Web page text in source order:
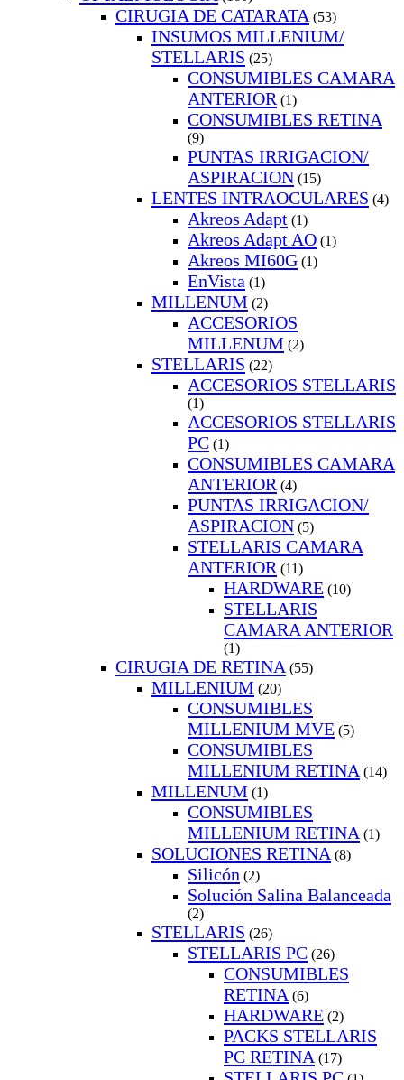
CIRUGIA DE CATARATA (53)
INSUMOS MILLENIUM/
STELLARIS (25)
CONSUMIBLES CAMARA
ANTERIOR (1)
CONSUMIBLES RETINA
(9)
PUNTAS IRRIGACION/
ASPIRACION (15)
LENTES INTRAOCULARES (4)
Akreos Adapt (1)
Akreos Adapt AO (1)
Akreos MI60G (1)
EnVista (1)
MILLENUM (2)
ACCESORIOS
MILLENUM (2)
STELLARIS (22)
ACCESORIOS STELLARIS
(1)
ACCESORIOS STELLARIS
PC (1)
CONSUMIBLES CAMARA
ANTERIOR (4)
PUNTAS IRRIGACION/
ASPIRACION (5)
STELLARIS CAMARA
ANTERIOR (11)
HARDWARE (10)
STELLARIS
CAMARA ANTERIOR
(1)
CIRUGIA DE RETINA (55)
MILLENIUM (20)
CONSUMIBLES
MILLENIUM MVE (5)
CONSUMIBLES
MILLENIUM RETINA (14)
MILLENUM (1)
CONSUMIBLES
MILLENIUM RETINA (1)
SOLUCIONES RETINA (8)
Silicón (2)
Solución Salina Balanceada
(2)
STELLARIS (26)
STELLARIS PC (26)
CONSUMIBLES
RETINA (6)
HARDWARE (2)
PACKS STELLARIS
PC RETINA (17)